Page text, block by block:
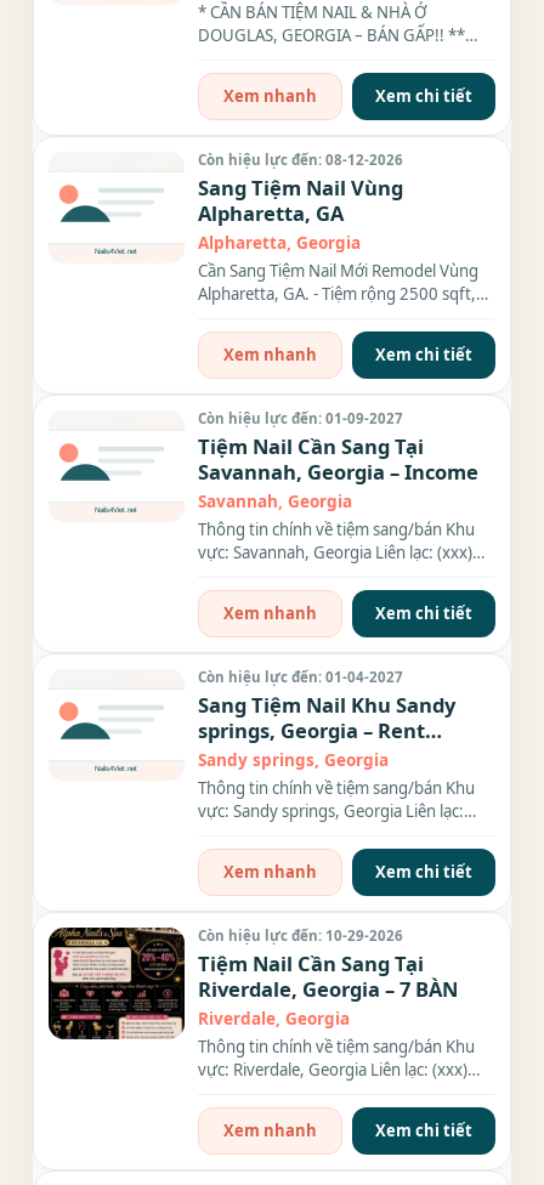
* CẦN BÁN TIỆM NAIL & NHÀ Ở
DOUGLAS, GEORGIA – BÁN GẤP!! **
2,000...
Xem nhanh Xem chi tiết
Còn hiệu lực đến: 08-12-2026
Sang Tiệm Nail Vùng
Alpharetta, GA
Alpharetta, Georgia
Cần Sang Tiệm Nail Mới Remodel Vùng
Alpharetta, GA. - Tiệm rộng 2500 sqft,
Xem nhanh
Xem chi tiết
Còn hiệu lực đến: 01-09-2027
Tiệm Nail Cần Sang Tại
Savannah, Georgia – Income
Savannah, Georgia
Thông tin chính về tiệm sang/bán Khu
vực: Savannah, Georgia Liên lạc: (xxx)
Xem nhanh
Xem chi tiết
Còn hiệu lực đến: 01-04-2027
Sang Tiệm Nail Khu Sandy
springs, Georgia – Rent
$9,000/tháng
Sandy springs, Georgia
Thông tin chính về tiệm sang/bán Khu
vực: Sandy springs, Georgia Liên lạc:
Xem nhanh
Xem chi tiết
Còn hiệu lực đến: 10-29-2026
Tiệm Nail Cần Sang Tại
Riverdale, Georgia – 7 BÀN
Riverdale, Georgia
Thông tin chính về tiệm sang/bán Khu
vực: Riverdale, Georgia Liên lạc: (xxx)
Xem nhanh
Xem chi tiết